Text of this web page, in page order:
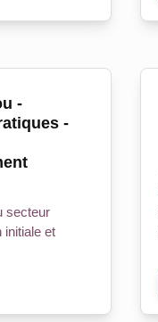
-
-
secteur
initiale et